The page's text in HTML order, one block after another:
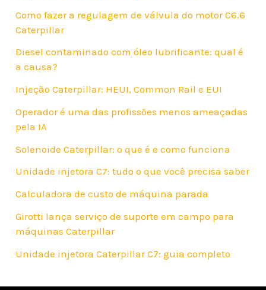
Como fazer a regulagem de válvula do motor C6.6
Caterpillar
Diesel contaminado com óleo lubrificante: qual é
a causa?
Injeção Caterpillar: HEUI, Common Rail e EUI
Operador é uma das profissões menos ameaçadas
pela IA
Solenoide Caterpillar: o que é e como funciona
Unidade injetora C7: tudo o que você precisa saber
Calculadora de custo de máquina parada
Girotti lança serviço de suporte em campo para
máquinas Caterpillar
Unidade injetora Caterpillar C7: guia completo